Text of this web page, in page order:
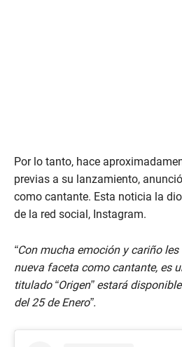
Por lo tanto, hace
previas a su lanzamiento,
como cantante. Esta noticia la
de la red social, Instagram.
“Con mucha emoción y cariño
nueva faceta como cantante, es
titulado “Origen” estará
del 25 de Enero”.